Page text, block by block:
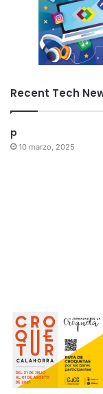
Recent Tech
p
10 marzo, 2025